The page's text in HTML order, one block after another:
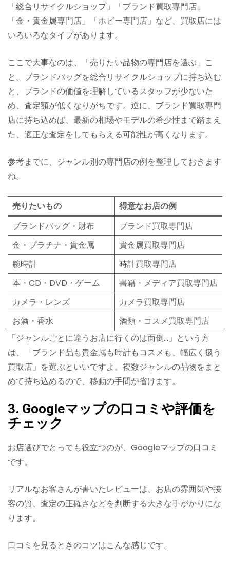
「総合リサイクルショップ」「ブランド買取専門店」
「金・貴金属専門店」「ホビー専門店」など、買取店には
いろいろなタイプがあります。
ここで大事なのは、「売りたい品物の専門店を選ぶ」こ
と。ブランドバッグを総合リサイクルショップに持ち込む
と、ブランドの価値を理解しているスタッフが少ないた
め、査定額が低くなりがちです。逆に、ブランド買取専門
店に持ち込めば、最新の相場やモデルの希少性まで踏まえ
た、適正な査定をしてもらえる可能性が高くなります。
参考までに、ジャンル別の専門店の例を整理しておきます
ね。
売りたいもの
得意なお店の例
ブランドバッグ・財布
ブランド買取専門店
金・プラチナ・貴金属
貴金属買取専門店
腕時計
時計買取専門店
本・CD・DVD・ゲーム
書籍・メディア買取専門店
カメラ・レンズ
カメラ買取専門店
お酒・香水
酒類・コスメ買取専門店
「ジャンルごとに違うお店に行くのは面倒…」という方
は、「ブランド品も貴金属も時計もコスメも、幅広く扱う
買取店」を選ぶといいですよ。複数ジャンルの品物をまと
めて持ち込めるので、移動の手間が省けます。
3. Googleマップの口コミや評価を
チェック
お店選びでとっても役立つのが、Googleマップの口コミ
です。
リアルなお客さんが書いたレビューは、お店の雰囲気や接
客の質、査定の正確さなどを判断する大きな手がかりにな
ります。
口コミを見るときのコツはこんな感じです。